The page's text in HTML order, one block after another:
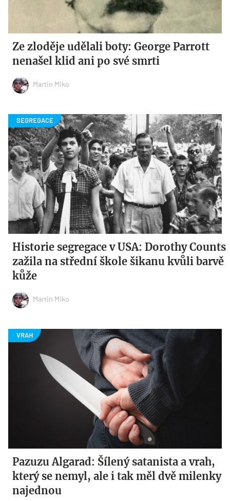
Ze zloděje udělali boty: George Parrott
nenašel klid ani po své smrti
Martin Miko
Historie segregace v USA: Dorothy Counts
zažila na střední škole šikanu kvůli barvě
kůže
Martin Miko
Pazuzu Algarad: Šílený satanista a vrah,
který se nemyl, ale i tak měl dvě milenky
najednou